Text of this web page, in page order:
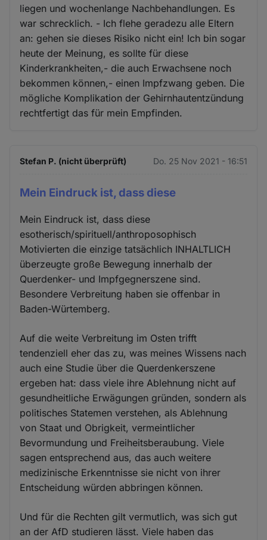
liegen und wochenlange Nachbehandlungen. Es
war schrecklich. - Ich flehe geradezu alle Eltern
an: gehen sie dieses Risiko nicht ein! Ich bin sogar
heute der Meinung, es sollte für diese
Kinderkrankheiten,- die auch Erwachsene noch
bekommen können,- einen Impfzwang geben. Die
mögliche Komplikation der Gehirnhautentzündung
rechtfertigt das für mein Empfinden.
Stefan P. (nicht überprüft) Do. 25 Nov 2021 - 16:51
Mein Eindruck ist, dass diese
Mein Eindruck ist, dass diese
esotherisch/spirituell/anthroposophisch
Motivierten die einzige tatsächlich INHALTLICH
überzeugte große Bewegung innerhalb der
Querdenker- und Impfgegnerszene sind.
Besondere Verbreitung haben sie offenbar in
Baden-Würtemberg.
Auf die weite Verbreitung im Osten trifft
tendenziell eher das zu, was meines Wissens nach
auch eine Studie über die Querdenkerszene
ergeben hat: dass viele ihre Ablehnung nicht auf
gesundheitliche Erwägungen gründen, sondern als
politisches Statemen verstehen, als Ablehnung
von Staat und Obrigkeit, vermeintlicher
Bevormundung und Freiheitsberaubung. Viele
sagen entsprechend aus, das auch weitere
medizinische Erkenntnisse sie nicht von ihrer
Entscheidung würden abbringen können.
Und für die Rechten gilt vermutlich, was sich gut
an der AfD studieren lässt. Viele haben das